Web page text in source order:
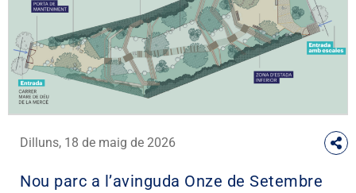
Dilluns, 18 de maig de 2026
Nou parc a l’avinguda Onze de Setembre